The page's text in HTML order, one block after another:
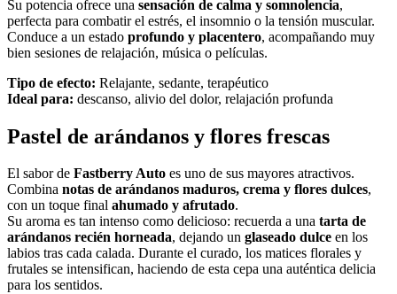
Su potencia ofrece una sensación de calma y somnolencia,
perfecta para combatir el estrés, el insomnio o la tensión muscular.
Conduce a un estado profundo y placentero, acompañando muy
bien sesiones de relajación, música o películas.
Tipo de efecto: Relajante, sedante, terapéutico
Ideal para: descanso, alivio del dolor, relajación profunda
Pastel de arándanos y flores frescas
El sabor de Fastberry Auto es uno de sus mayores atractivos.
Combina notas de arándanos maduros, crema y flores dulces,
con un toque final ahumado y afrutado.
Su aroma es tan intenso como delicioso: recuerda a una tarta de
arándanos recién horneada, dejando un glaseado dulce en los
labios tras cada calada. Durante el curado, los matices florales y
frutales se intensifican, haciendo de esta cepa una auténtica delicia
para los sentidos.